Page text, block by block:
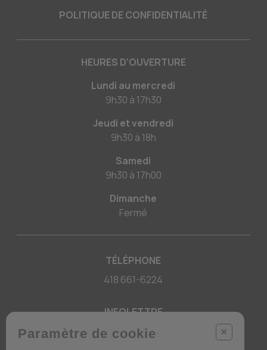
POLITIQUE DE CONFIDENTIALITÉ
HEURES D'OUVERTURE
Lundi au mercredi
9h30 à 17h30
Jeudi et vendredi
9h30 à 18h
Samedi
9h30 à 17h00
Dimanche
Fermé
TÉLÉPHONE
418 661-6224
INFOLETTRE
Des conseils ? Les tendance ?
Paramètre de cookie +